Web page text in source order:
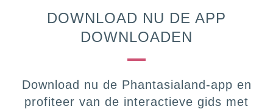
DOWNLOAD NU DE APP
DOWNLOADEN
Download nu de Phantasialand‑app en
profiteer van de interactieve gids met